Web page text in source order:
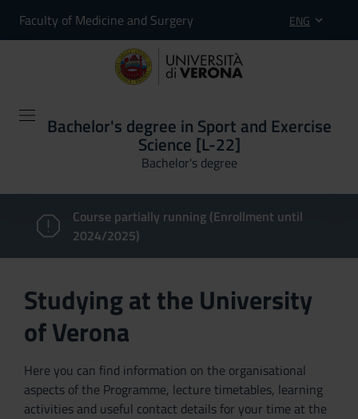
Faculty of Medicine and Surgery ENG
Bachelor's degree in Sport and Exercise
Science [L-22]
Bachelor's degree
Course partially running (Enrollment until
2024/2025)
Studying at the University
of Verona
Here you can find information on the organisational
aspects of the Programme, lecture timetables, learning
activities and useful contact details for your time at the